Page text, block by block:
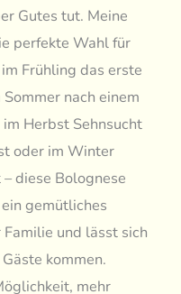
Gutes tut. Meine
perfekte Wahl für
Frühling das erste
nach einem
Herbst Sehnsucht
oder im Winter
diese Bolognese
gemütliches
und lässt sich
kommen.
mehr